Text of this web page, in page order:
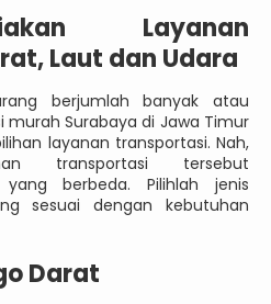
Layanan
Laut dan Udara
berjumlah banyak atau
murah Surabaya di Jawa Timur
layanan transportasi. Nah,
transportasi tersebut
berbeda. Pilihlah jenis
sesuai dengan kebutuhan
Darat